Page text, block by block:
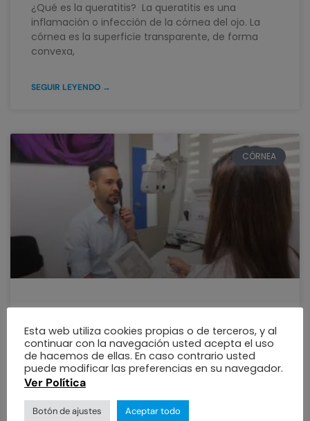
¿Qué es la queratitis? La queratitis es una
inflamación o infección de la córnea del ojo. La
córnea es la superficie transparente, de forma
convexa,
SEGUIR LEYENDO →
CÓRNEA
queratocono
EVITA EL TRASPLANTE DE CÓRNEA POR
QUERATOCONO El doctor Luis Escaf, Director
científico de la Clínica Oftalmológica del Caribe
da a conocer un procedimiento que
Esta web utiliza cookies propias o de terceros, y al
continuar con la navegación usted acepta el uso
de hacemos de ellas. En caso contrario usted
puede modificar las preferencias en su navegador.
Ver Política
Botón de ajustes Aceptar todo